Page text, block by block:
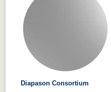
Diapason Consortium